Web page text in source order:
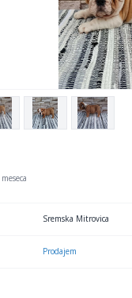
Sremska Mitrovica
Prodajem